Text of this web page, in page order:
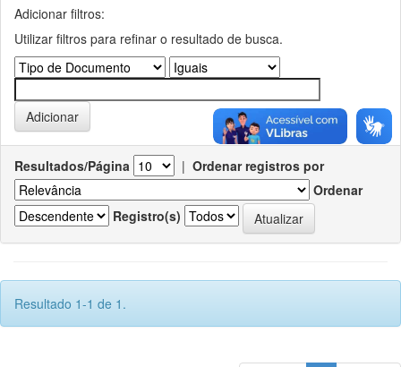
Adicionar filtros:
Utilizar filtros para refinar o resultado de busca.
Resultados/Página | Ordenar registros por
Ordenar
Registro(s)
Resultado 1-1 de 1.